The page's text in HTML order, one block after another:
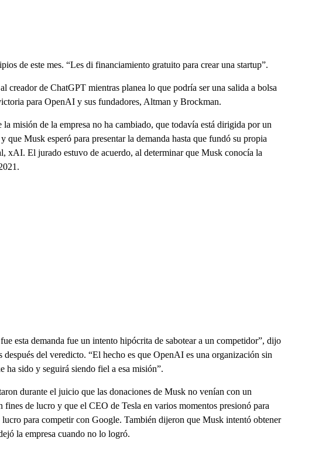
de este mes. “Les di financiamiento gratuito para crear una startup”.
creador de ChatGPT mientras planea lo que podría ser una salida a bolsa
para OpenAI y sus fundadores, Altman y Brockman.
misión de la empresa no ha cambiado, que todavía está dirigida por un
Musk esperó para presentar la demanda hasta que fundó su propia
xAI. El jurado estuvo de acuerdo, al determinar que Musk conocía la
esta demanda fue un intento hipócrita de sabotear a un competidor”, dijo
del veredicto. “El hecho es que OpenAI es una organización sin
ha sido y seguirá siendo fiel a esa misión”.
durante el juicio que las donaciones de Musk no venían con un
de lucro y que el CEO de Tesla en varios momentos presionó para
para competir con Google. También dijeron que Musk intentó obtener
la empresa cuando no lo logró.